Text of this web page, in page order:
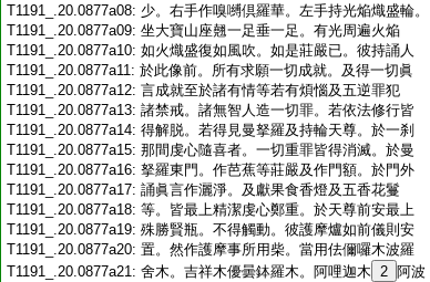
T1191_.20.0877a08: 少。右手作嗅嚩倶羅華。左手持光焔熾盛輪。
T1191_.20.0877a09: 坐大寶山座翹一足垂一足。有光周遍火焔
T1191_.20.0877a10: 如火熾盛復如風吹。如是莊嚴已。彼持誦人
T1191_.20.0877a11: 於此像前。所有求願一切成就。及得一切眞
T1191_.20.0877a12: 言成就至於諸有情等若有煩惱及五逆罪犯
T1191_.20.0877a13: 諸禁戒。諸無智人造一切罪。若依法修行皆
T1191_.20.0877a14: 得解脱。若得見曼拏羅及持輪天尊。於一刹
T1191_.20.0877a15: 那間虔心隨喜者。一切重罪皆得消滅。於曼
T1191_.20.0877a16: 拏羅東門。作芭蕉等莊嚴及作門額。於門外
T1191_.20.0877a17: 誦眞言作灑淨。及獻果食香燈及五香花鬘
T1191_.20.0877a18: 等。皆最上精潔虔心鄭重。於天尊前安最上
T1191_.20.0877a19: 殊勝賢瓶。不得觸動。彼護摩爐如前儀則安
T1191_.20.0877a20: 置。然作護摩事所用柴。當用佉儞囉木波羅
T1191_.20.0877a21: 舍木。吉祥木優曇鉢羅木。阿哩迦木 2 阿波